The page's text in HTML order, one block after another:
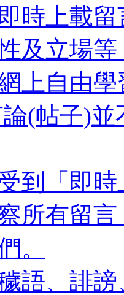
時上載
及立場
上自由
(帖子)
到「即
所有留
。
語、誹